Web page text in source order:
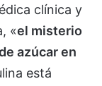
clínica y
«el misterio
azúcar en
está